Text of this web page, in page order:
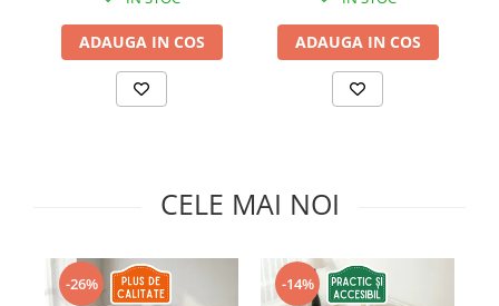
Somnul bebelusului
Carucioare si scaune auto
Tarcuri copii / bebelusi
Igiena si ingrijire bebelusi
Perne si saltele bebelusi
Diversificare bebelusi
ADAUGA IN COS ADAUGA IN COS
CELE MAI NOI
-26% -14%